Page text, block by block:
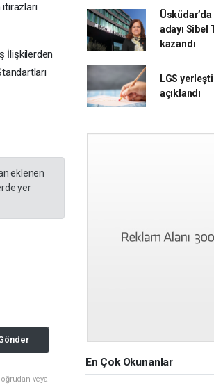
İlişkilerden
eklenen
yer
veya
adayı Sibel
kazandı
LGS
açıklandı
En Çok Okunanlar